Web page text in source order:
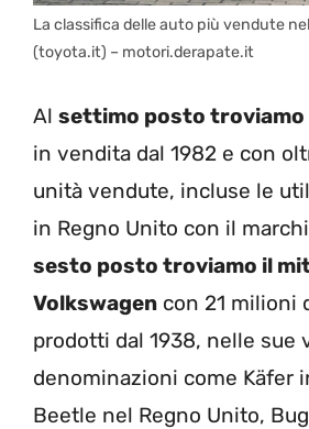
La classifica delle auto più vendute
(toyota.it) – motori.derapate.it
Al settimo posto troviamo
in vendita dal 1982 e con
unità vendute, incluse le
in Regno Unito con il
sesto posto troviamo il
Volkswagen con 21 milioni
prodotti dal 1938, nelle sue
denominazioni come Käfer
Beetle nel Regno Unito,